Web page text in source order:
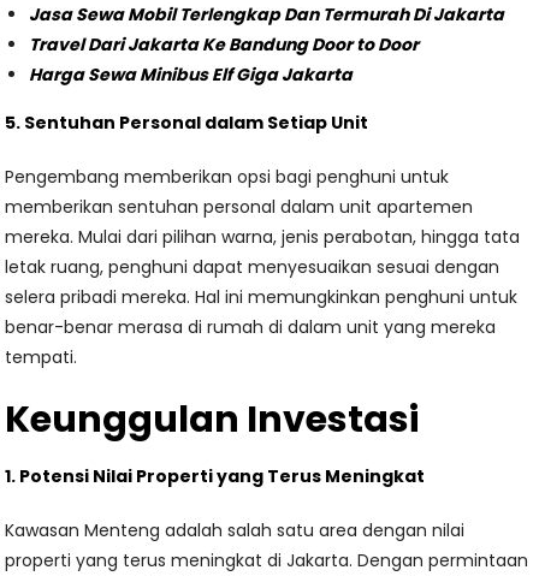
Jasa Sewa Mobil Terlengkap Dan Termurah Di Jakarta
Travel Dari Jakarta Ke Bandung Door to Door
Harga Sewa Minibus Elf Giga Jakarta
5. Sentuhan Personal dalam Setiap Unit
Pengembang memberikan opsi bagi penghuni untuk
memberikan sentuhan personal dalam unit apartemen
mereka. Mulai dari pilihan warna, jenis perabotan, hingga tata
letak ruang, penghuni dapat menyesuaikan sesuai dengan
selera pribadi mereka. Hal ini memungkinkan penghuni untuk
benar-benar merasa di rumah di dalam unit yang mereka
tempati.
Keunggulan Investasi
1. Potensi Nilai Properti yang Terus Meningkat
Kawasan Menteng adalah salah satu area dengan nilai
properti yang terus meningkat di Jakarta. Dengan permintaan